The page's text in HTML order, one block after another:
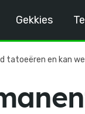
Gekkies
tatoeëren en kan